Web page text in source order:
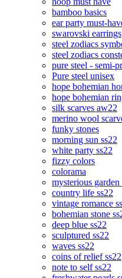
bamboo basics
ear party must-
swarovski earrings
steel zodiacs
steel zodiacs
pure steel - semi-
Pure steel unisex
hope bohemian
hope bohemian
silk scarves aw22
merino wool
funky stones
morning sun ss22
white party ss22
fizzy colors
colorama
mysterious garden
country life ss22
vintage romance
bohemian stone
deep blue ss22
sculptured ss22
waves ss22
coins of relief ss22
note to self ss22